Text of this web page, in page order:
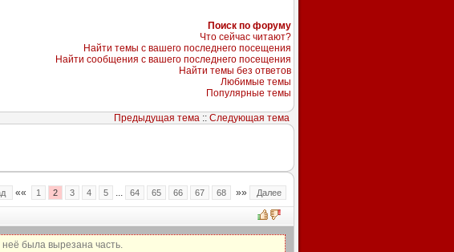
Поиск по форуму
Что сейчас читают?
Найти темы с вашего последнего посещения
Найти сообщения с вашего последнего посещения
Найти темы без ответов
Любимые темы
Популярные темы
Предыдущая тема:: Следующая тема
«« 1 2 3 4 5 ... 64 65 66 67 68 »» Далее
неё была вырезана часть.